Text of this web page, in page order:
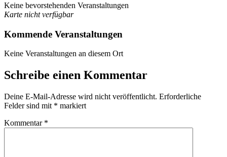
Keine bevorstehenden Veranstaltungen
Karte nicht verfügbar
Kommende Veranstaltungen
Keine Veranstaltungen an diesem Ort
Schreibe einen Kommentar
Deine E-Mail-Adresse wird nicht veröffentlicht. Erforderliche
Felder sind mit * markiert
Kommentar *